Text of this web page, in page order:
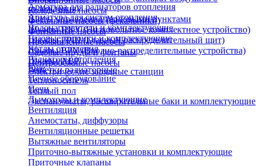
Колодезные насосы
Фекальные насосы (фекальники)
Фонтанные насосы
Промышленные насосы
Садовые пруды и фонтаны
Центробежные насосы
охлаждения)
Щиты управления тепловыми пунктами
Шкафы НКУ (Низковольтное комплектное устройство)
Шкафы ГРЩ (Главный распределительный щит)
Шкафы ВРУ (Вводно-распределительные устройства)
Шкафы АВР
Электрические зарядные станции
Арматура для радиаторов отопления
Арматура для систем отопления
Водонагреватели и комплектующие
Газовые колонки и комплектующие
Котлы отопления
Радиаторы отопления
Решетки радиаторные
Теплоноситель
Теплый пол
Экспанзоматы, расширительные баки и комплектующие
Еще
Печное оборудование
Печи
Дымоходы и комплектующие
Вентиляция
Анемостаты, диффузоры
Вентиляционные решетки
Вытяжные вентиляторы
Приточно-вытяжные установки и комплектующие
Приточные клапаны